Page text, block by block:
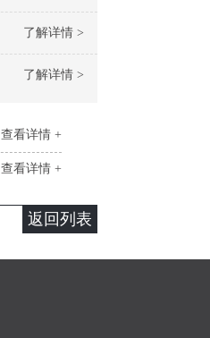
了解详情 >
了解详情 >
查看详情 +
查看详情 +
返回列表